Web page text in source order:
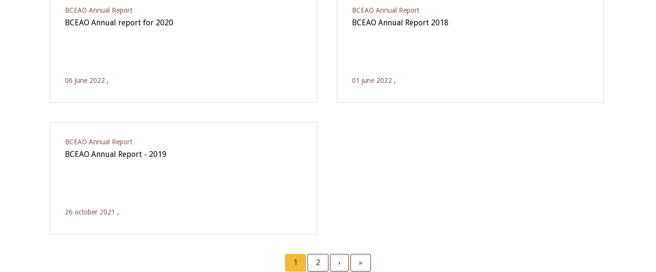
BCEAO Annual Report
BCEAO Annual report for 2020
06 june 2022 ,
BCEAO Annual Report
BCEAO Annual Report 2018
01 june 2022 ,
BCEAO Annual Report
BCEAO Annual Report - 2019
26 october 2021 ,
Current
1 Page
2
Next
›
Last
»